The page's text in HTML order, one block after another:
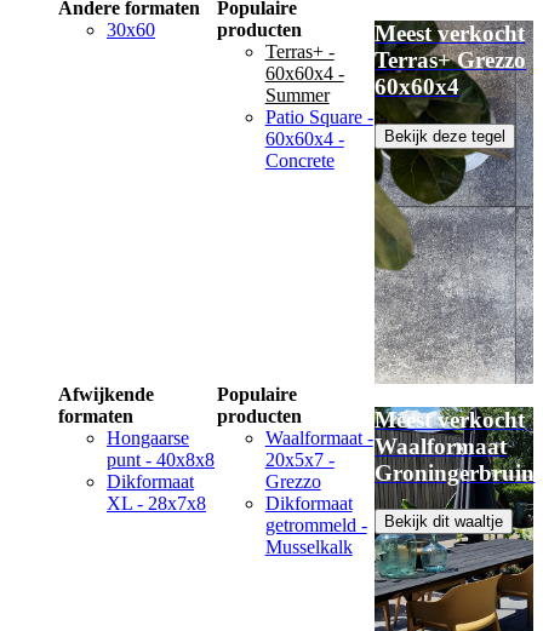
Andere formaten
30x60
Populaire
producten
Terras+ -
60x60x4 -
Summer
Patio Square -
60x60x4 -
Concrete
Meest verkocht
Terras+ Grezzo
60x60x4
Bekijk deze tegel
Afwijkende
formaten
Hongaarse
punt - 40x8x8
Dikformaat
XL - 28x7x8
Populaire
producten
Waalformaat -
20x5x7 -
Grezzo
Dikformaat
getrommeld -
Musselkalk
Meest verkocht
Waalformaat
Groningerbruin
Bekijk dit waaltje